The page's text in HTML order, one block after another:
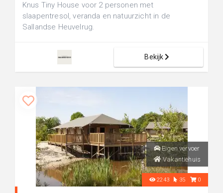
Knus Tiny House voor 2 personen met
slaapentresol, veranda en natuurzicht in de
Sallandse Heuvelrug.
Bekijk
Eigen vervoer
Vakantiehuis
2243 35 0